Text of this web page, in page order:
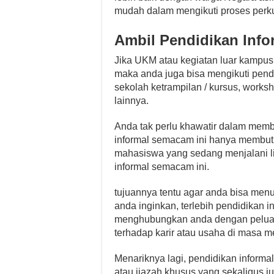
mudah dalam mengikuti proses
Ambil Pendidikan
Jika UKM atau kegiatan luar
maka anda juga bisa mengikuti
sekolah ketrampilan / kursus,
lainnya.
Anda tak perlu khawatir dalam
informal semacam ini hanya
mahasiswa yang sedang menjalani
informal semacam ini.
tujuannya tentu agar anda bisa
anda inginkan, terlebih pendidikan
menghubungkan anda dengan
terhadap karir atau usaha di masa
Menariknya lagi, pendidikan
atau ijazah khusus yang sekaligus